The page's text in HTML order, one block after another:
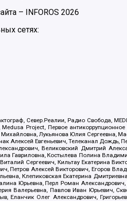
– INFOROS 2026
сетях:
Север.Реалии, Радио Свобода,
Project, Первое
Лукьянова Юлия Сергеевна,
Евгеньевич, Телеканал Дождь,
Великовский Дмитрий
Гавриловна, Костылева Полина
Сергеевич, Кильтау Екатерина
Петров Алексей Викторович, Егоров
Клепиковская Екатерина
Юрьевна, Перл Роман
Валерьевна, Павлов Иван Юрьевич,
Еланчик Олег Александрович,